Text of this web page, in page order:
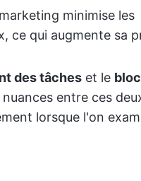
minimise les
ce qui augmente sa
des tâches et le
entre ces
lorsque l'on